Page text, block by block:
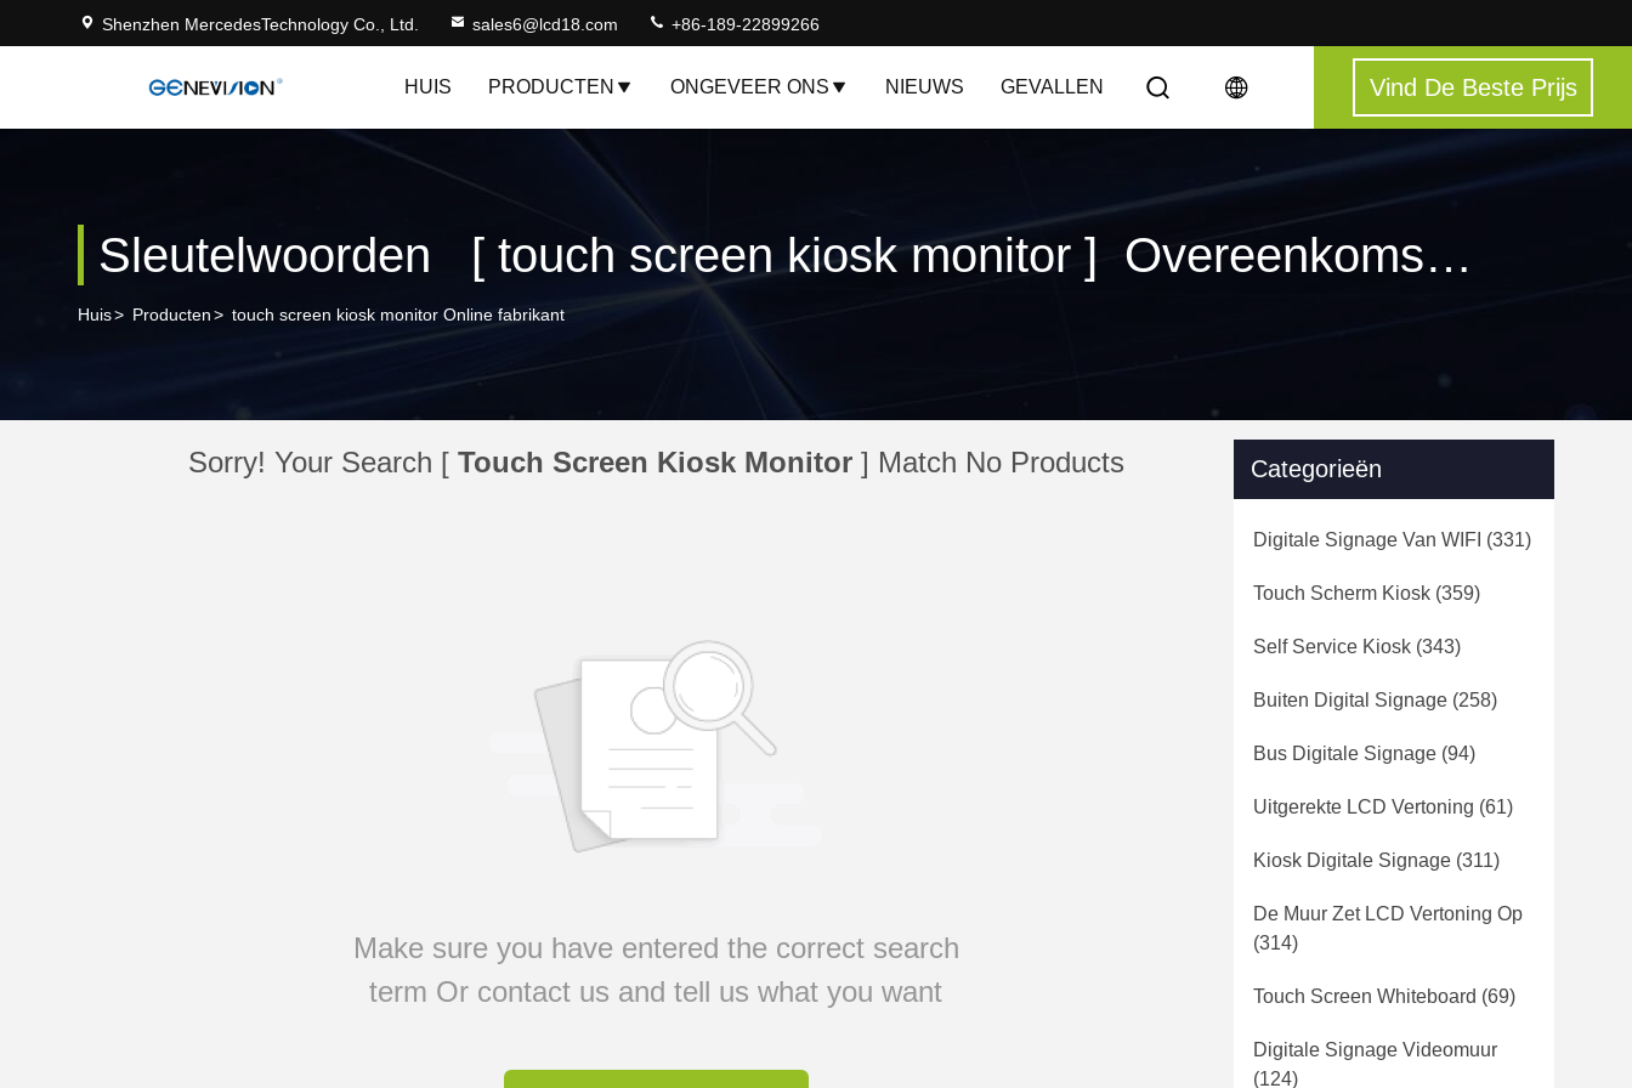
Shenzhen MercedesTechnology Co., Ltd. sales6@lcd18.com +86-189-22899266
HUIS PRODUCTEN ONGEVEER ONS NIEUWS GEVALLEN Vind De Beste Prijs
Sleutelwoorden [ touch screen kiosk monitor ] Overeenkomst 0 Producten
Huis> Producten> touch screen kiosk monitor Online fabrikant
Sorry! Your Search [ Touch Screen Kiosk Monitor] Match No Products
Make sure you have entered the correct search
term Or contact us and tell us what you want
Categorieën
Digitale Signage Van WIFI (331)
Touch Scherm Kiosk (359)
Self Service Kiosk (343)
Buiten Digital Signage (258)
Bus Digitale Signage (94)
Uitgerekte LCD Vertoning (61)
Kiosk Digitale Signage (311)
De Muur Zet LCD Vertoning Op
(314)
Touch Screen Whiteboard (69)
Digitale Signage Videomuur
(124)